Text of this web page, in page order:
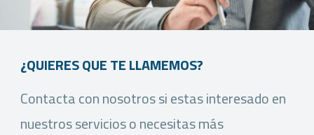
¿QUIERES QUE TE LLAMEMOS?
Contacta con nosotros si estas interesado en
nuestros servicios o necesitas más